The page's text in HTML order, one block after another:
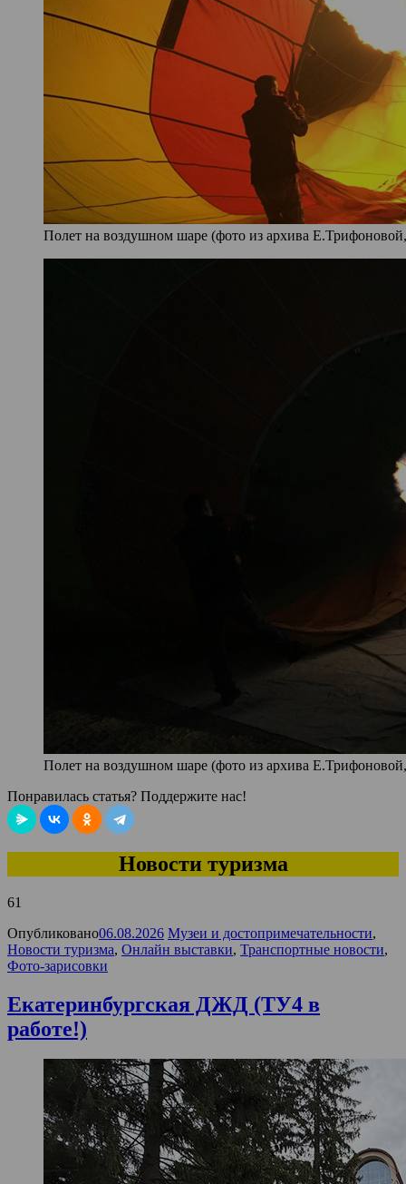
Полет на воздушном шаре (фото из архива
Полет на воздушном шаре (фото из архива
Понравилась статья? Поддержите нас!
Новости туризма
61
Опубликовано06.08.2026 Музеи и достопримечательности,
Новости туризма, Онлайн выставки, Транспортные новости,
Фото-зарисовки
Екатеринбургская ДЖД (ТУ4 в
работе!)